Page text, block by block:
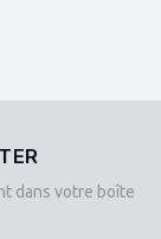
dans votre boîte